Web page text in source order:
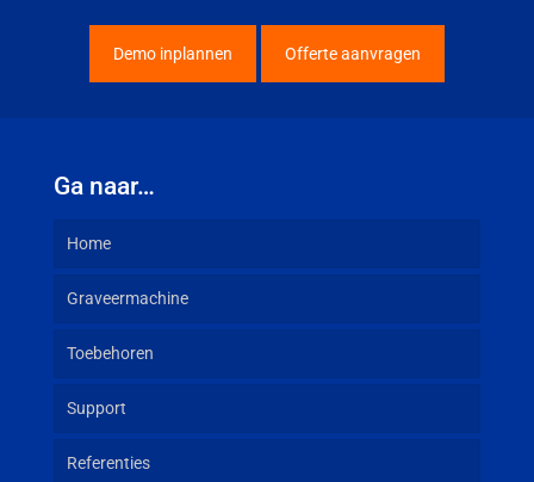
Demo inplannen Offerte aanvragen
Ga naar…
Home
Graveermachine
Toebehoren
Support
Referenties